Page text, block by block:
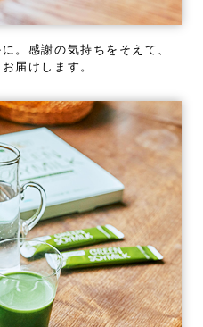
。 感謝の気持ちをそえて、
届けします。